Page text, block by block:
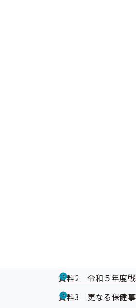
評議会の資料につきま
令和4年度
第2回全国健康保険
資料1 令和５年度
参考資料1 令和５
資料2 令和５年度戦
資料3 更なる保健